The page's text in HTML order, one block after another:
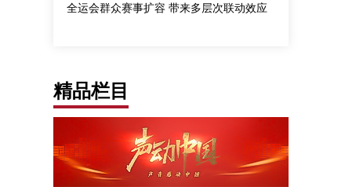
全运会群众赛事扩容 带来多层次联动效应
精品栏目